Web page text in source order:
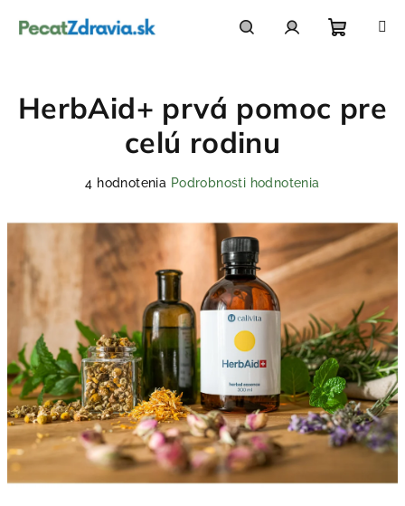
košík
HerbAid+ prvá pomoc pre
celú rodinu
Priemerné
5,0
hviezdičiek.
4 hodnotenia Podrobnosti hodnotenia